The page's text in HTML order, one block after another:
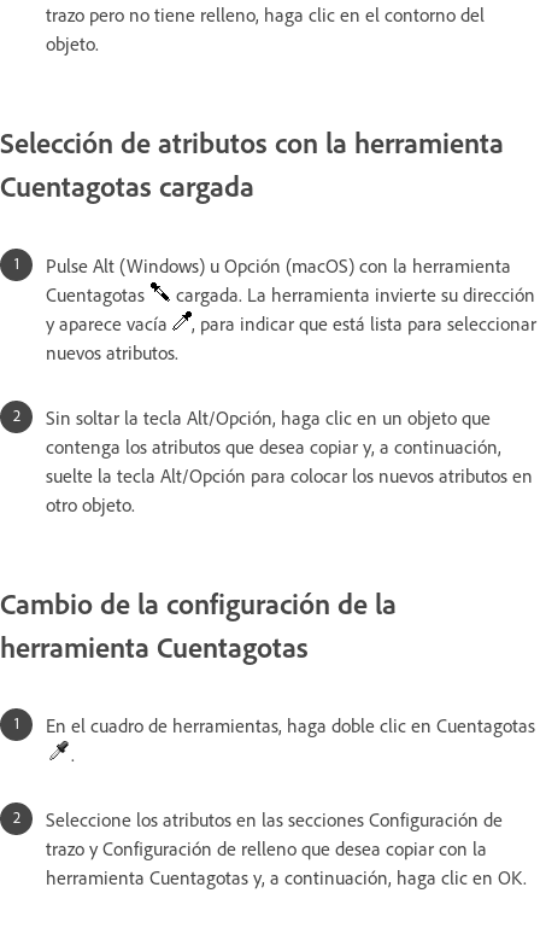
trazo pero no tiene relleno, haga clic en el contorno del
objeto.
Selección de atributos con la herramienta
Cuentagotas cargada
Pulse Alt (Windows) u Opción (macOS) con la herramienta
Cuentagotas
cargada. La herramienta invierte su dirección
y aparece vacía
, para indicar que está lista para seleccionar
nuevos atributos.
Sin soltar la tecla Alt/Opción, haga clic en un objeto que
contenga los atributos que desea copiar y, a continuación,
suelte la tecla Alt/Opción para colocar los nuevos atributos en
otro objeto.
Cambio de la configuración de la
herramienta Cuentagotas
En el cuadro de herramientas, haga doble clic en Cuentagotas
.
Seleccione los atributos en las secciones Configuración de
trazo y Configuración de relleno que desea copiar con la
herramienta Cuentagotas y, a continuación, haga clic en OK.